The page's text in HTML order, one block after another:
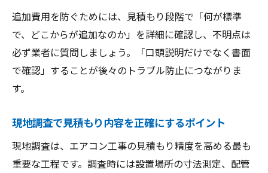
追加費用を防ぐためには、見積もり段階で「何が標準
で、どこからが追加なのか」を詳細に確認し、不明点は
必ず業者に質問しましょう。「口頭説明だけでなく書面
で確認」することが後々のトラブル防止につながりま
す。
現地調査で見積もり内容を正確にするポイント
現地調査は、エアコン工事の見積もり精度を高める最も
重要な工程です。調査時には設置場所の寸法測定、配管